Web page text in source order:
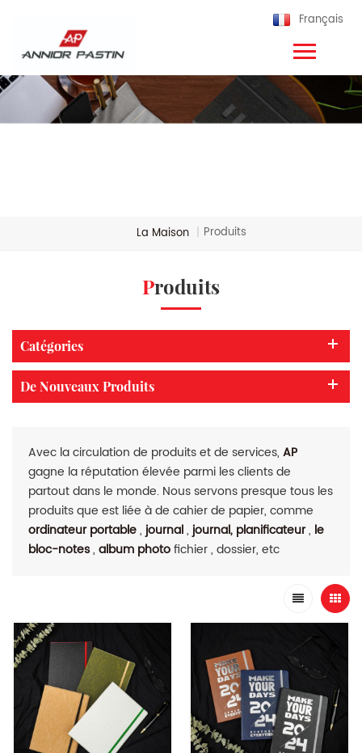
Français
La Maison | Produits
Produits
Catégories
De Nouveaux Produits
Avec la circulation de produits et de services, AP
gagne la réputation élevée parmi les clients de
partout dans le monde. Nous servons presque tous les
produits que est liée à de cahier de papier, comme
ordinateur portable, journal, journal, planificateur, le
bloc-notes, album photofichier , dossier, etc